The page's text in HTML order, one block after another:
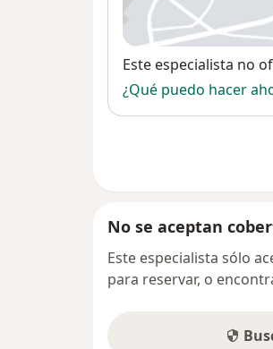
Disponibilidad
Este especialista no
¿Qué puedo hacer
No se aceptan
Este especialista sólo
para reservar, o